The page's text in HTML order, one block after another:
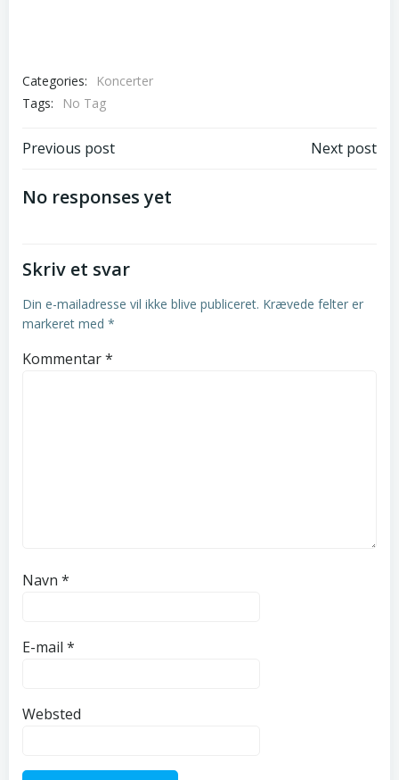
Categories:
Koncerter
Tags:
No Tag
Post
navigation
Previous post Next post
No responses yet
Skriv et svar
Din e-mailadresse vil ikke blive publiceret. Krævede felter er
markeret med *
Kommentar*
Navn *
E-mail *
Websted